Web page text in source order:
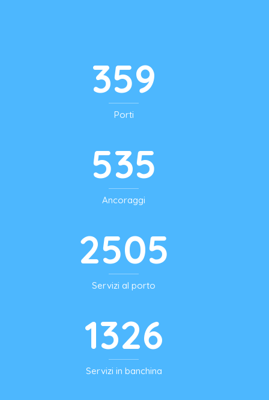
498
Porti
743
Ancoraggi
3479
Servizi al porto
1842
Servizi in banchina